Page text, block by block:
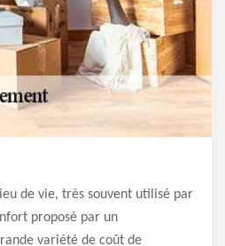
de vie, très souvent utilisé par
proposé par un
variété de coût de